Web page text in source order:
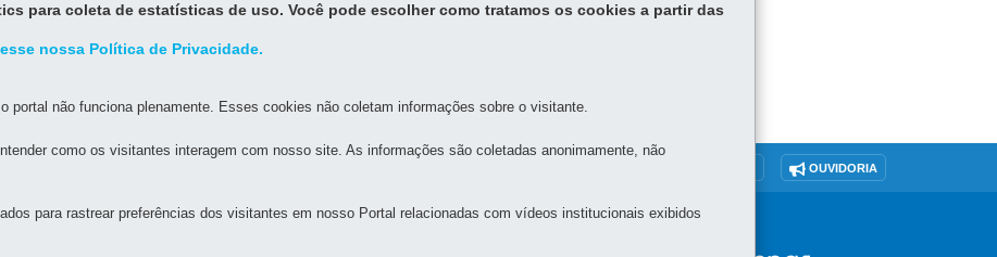
OUVIDORIA
GERAL DE DESENVOLVIMENTO ECONÔMICO E SOCIAL -
para coleta de estatísticas de uso. Você pode escolher como tratamos os cookies a partir das
nossa Política de Privacidade.
portal não funciona plenamente. Esses cookies não coletam informações sobre o visitante.
como os visitantes interagem com nosso site. As informações são coletadas anonimamente, não
para rastrear preferências dos visitantes em nosso Portal relacionadas com vídeos institucionais exibidos